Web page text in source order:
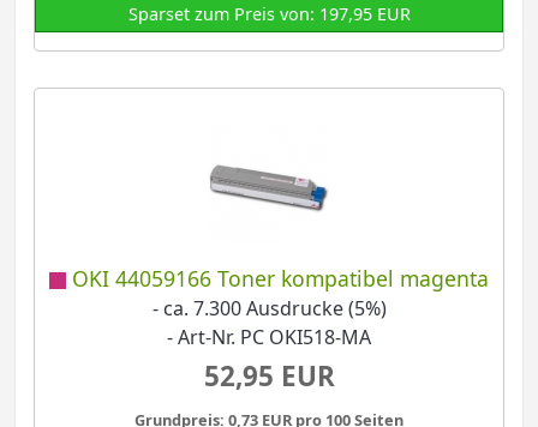
Sparset zum Preis von: 197,95 EUR
OKI 44059166 Toner kompatibel magenta
- ca. 7.300 Ausdrucke (5%)
- Art-Nr. PC OKI518-MA
52,95 EUR
Grundpreis: 0,73 EUR pro 100 Seiten